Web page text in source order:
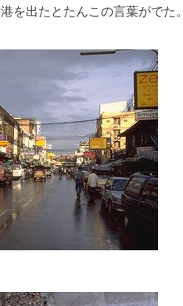
を出たとたんこの言葉がでた